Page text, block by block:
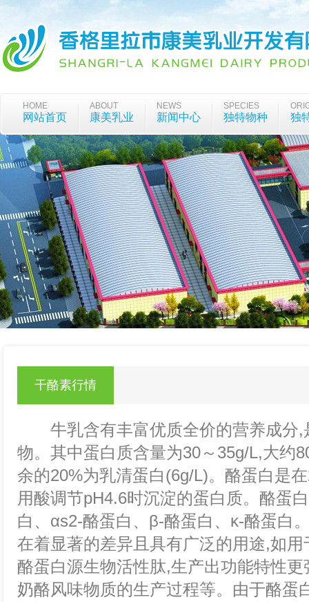
HOME
网站首页
ABOUT
康美乳业
NEWS
新闻中心
SPECIES
独特物种 独
干酪素行情
牛乳含有丰富优质全价的营养成分,
物。其中蛋白质含量为30～35g/L,大约
余的20%为乳清蛋白(6g/L)。酪蛋白是
用酸调节pH4.6时沉淀的蛋白质。酪蛋
白、αs2-酪蛋白、β-酪蛋白、κ-酪蛋白
在着显著的差异且具有广泛的用途,如
酪蛋白源生物活性肽,生产出功能特性
奶酪风味物质的生产过程等。由于酪蛋